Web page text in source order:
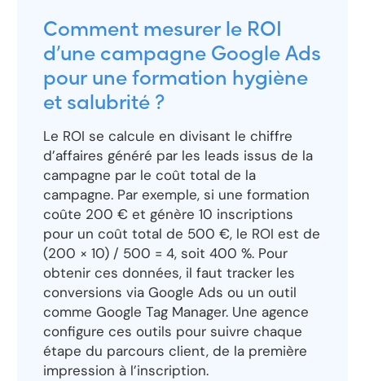
Comment mesurer le ROI
d’une campagne Google Ads
pour une formation hygiène
et salubrité ?
Le ROI se calcule en divisant le chiffre
d’affaires généré par les leads issus de la
campagne par le coût total de la
campagne. Par exemple, si une formation
coûte 200 € et génère 10 inscriptions
pour un coût total de 500 €, le ROI est de
(200 × 10) / 500 = 4, soit 400 %. Pour
obtenir ces données, il faut tracker les
conversions via Google Ads ou un outil
comme Google Tag Manager. Une agence
configure ces outils pour suivre chaque
étape du parcours client, de la première
impression à l’inscription.